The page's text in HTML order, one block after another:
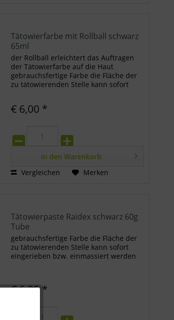
Tätowierfarbe mit Rollball schwarz
65ml
der Rollball erleichtert das Auftragen
der Tätowierfarbe auf die Haut
gebrauchsfertige Farbe die Fläche der
zu tätowierenden Stelle kann sofort
€ 6,00 *
In den Warenkorb
Vergleichen
Merken
Tätowierpaste Raidex schwarz 60g
Tube
gebrauchsfertige Farbe die Fläche der
zu tätowierenden Stelle kann sofort
eingerieben bzw. einmassiert werden
€ 6,35 *